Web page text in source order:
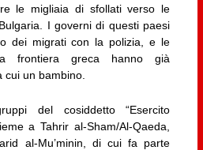
le migliaia di sfollati verso le
I governi di questi paesi
dei migrati con la polizia, e le
frontiera greca hanno già
cui un bambino.
del cosiddetto “Esercito
a Tahrir al-Sham/Al-Qaeda,
al-Mu’minin, di cui fa parte